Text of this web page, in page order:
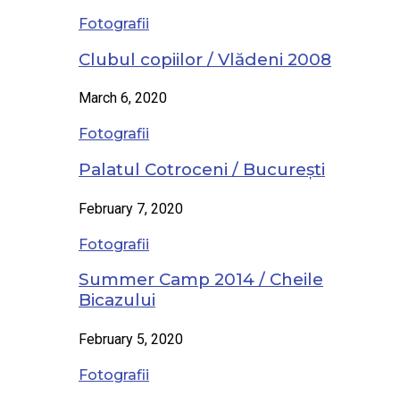
Fotografii
Clubul copiilor / Vlădeni 2008
March 6, 2020
Fotografii
Palatul Cotroceni / București
February 7, 2020
Fotografii
Summer Camp 2014 / Cheile
Bicazului
February 5, 2020
Fotografii